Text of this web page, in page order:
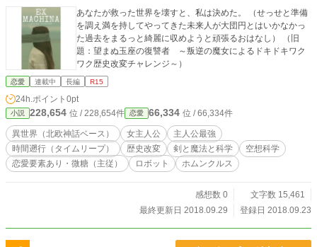
あなたが救った世界を壊すと、私は決めた。 （せっせと準備
を調え満を持してやってきた未来人が大団円とはいかなかっ
た過去をまるっと綺麗に収めようと頑張るおはなし） （旧
題：望まぬ玉座の復讐者 ～叛逆の魔女によるドキドキワク
ワク歴史改変チャレンジ～）
恋愛 連載中 長編 R15
24h.ポイント 0pt
小説 228,654 位 / 228,654件 恋愛 66,334 位 / 66,334件
異世界（北欧神話ベース） 女主人公
主人公最強
時間遡行（タイムリープ）
歴史改変 剣と魔法と科学
空想科学
恋愛要素あり・微糖（主従）
ロボット ホムンクルス
感想数 0
文字数 15,461
最終更新日 2018.09.29
登録日 2018.09.23